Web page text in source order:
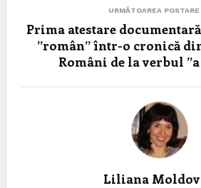
URMĂTOAREA POSTARE
Prima atestare
”român” într-o cronică
Români de la verbul
Liliana